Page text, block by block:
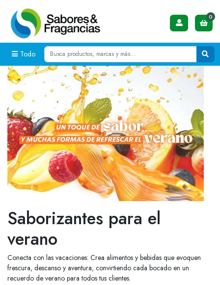
Todo
0
Saborizantes para el
verano
Conecta con las vacaciones: Crea alimentos y bebidas que evoquen
frescura, descanso y aventura, convirtiendo cada bocado en un
recuerdo de verano para todos tus clientes.